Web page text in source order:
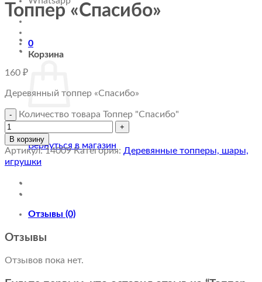
0
Корзина
Вернуться в магазин
Топпер «Спасибо»
160 ₽
Деревянный топпер «Спасибо»
Количество товара Топпер "Спасибо"
В корзину
Артикул:14009 Категория: Деревянные топперы, шары,
игрушки
Отзывы (0)
Отзывы
Отзывов пока нет.